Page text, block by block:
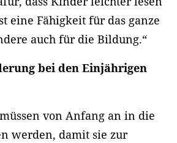
eine Fähigkeit für das ganze
auch für die Bildung.“
bei den Einjährigen
von Anfang an in die
werden, damit sie zur